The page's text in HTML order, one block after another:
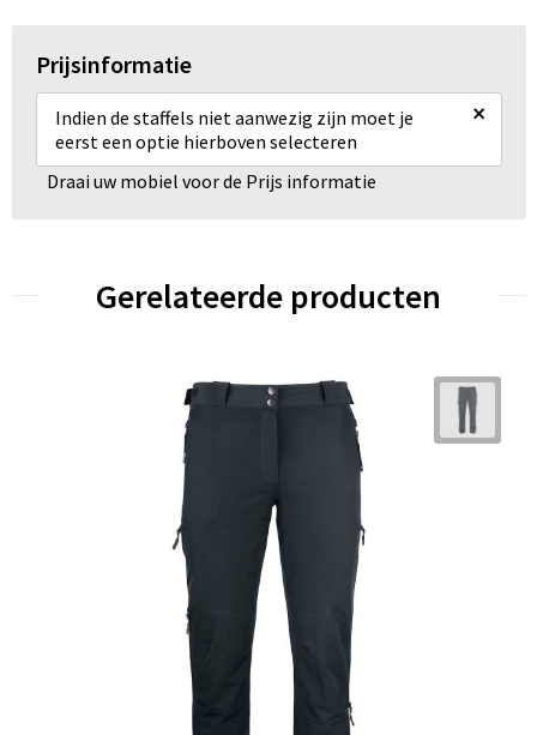
Prijsinformatie
Indien de staffels niet aanwezig zijn moet je
eerst een optie hierboven selecteren
×
Draai uw mobiel voor de Prijs informatie
Gerelateerde producten